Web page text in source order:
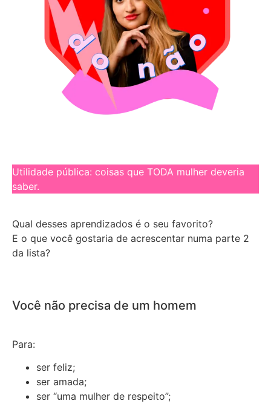
Utilidade pública: coisas que TODA mulher deveria
saber.
Qual desses aprendizados é o seu favorito?
E o que você gostaria de acrescentar numa parte 2
da lista?
Você não precisa de um homem
Para:
ser feliz;
ser amada;
ser “uma mulher de respeito”;